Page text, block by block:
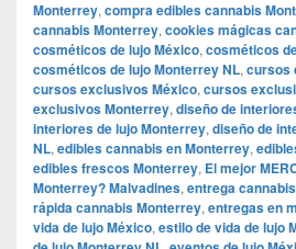
Monterrey, compra edibles cannabis
cannabis Monterrey, cookies mágicas
cosméticos de lujo México, cosméticos
cosméticos de lujo Monterrey NL, cursos
cursos exclusivos México, cursos
exclusivos Monterrey, diseño de
interiores de lujo Monterrey, diseño de
NL, edibles cannabis en Monterrey,
edibles frescos Monterrey, El mejor
Monterrey? Malvadines, entrega
rápida cannabis Monterrey, entregas en
vida de lujo México, estilo de vida de lujo